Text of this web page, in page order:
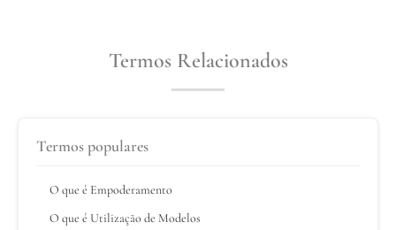
Termos Relacionados
Termos populares
O que é Empoderamento
O que é Utilização de Modelos